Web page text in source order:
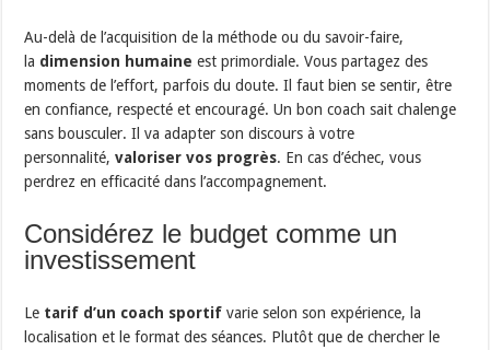
Au-delà de l’acquisition de la méthode ou du savoir-faire,
la dimension humaine est primordiale. Vous partagez des
moments de l’effort, parfois du doute. Il faut bien se sentir, être
en confiance, respecté et encouragé. Un bon coach sait chalenge
sans bousculer. Il va adapter son discours à votre
personnalité,valoriser vos progrès. En cas d’échec, vous
perdrez en efficacité dans l’accompagnement.
Considérez le budget comme un
investissement
Le tarif d’un coach sportif varie selon son expérience, la
localisation et le format des séances. Plutôt que de chercher le